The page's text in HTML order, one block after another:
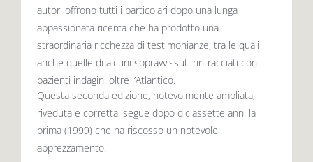
autori offrono tutti i particolari dopo una lunga
appassionata ricerca che ha prodotto una
straordinaria ricchezza di testimonianze, tra le quali
anche quelle di alcuni sopravvissuti rintracciati con
pazienti indagini oltre l’Atlantico.
Questa seconda edizione, notevolmente ampliata,
riveduta e corretta, segue dopo diciassette anni la
prima (1999) che ha riscosso un notevole
apprezzamento.